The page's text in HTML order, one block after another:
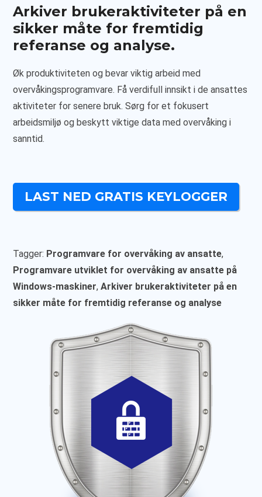
Arkiver brukeraktiviteter på en
sikker måte for fremtidig
referanse og analyse.
Øk produktiviteten og bevar viktig arbeid med
overvåkingsprogramvare. Få verdifull innsikt i de ansattes
aktiviteter for senere bruk. Sørg for et fokusert
arbeidsmiljø og beskytt viktige data med overvåking i
sanntid.
LAST NED GRATIS KEYLOGGER
Tagger: Programvare for overvåking av ansatte,
Programvare utviklet for overvåking av ansatte på
Windows-maskiner,Arkiver brukeraktiviteter på en
sikker måte for fremtidig referanse og analyse